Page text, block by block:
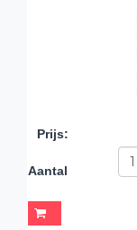
Prijs:
Aantal